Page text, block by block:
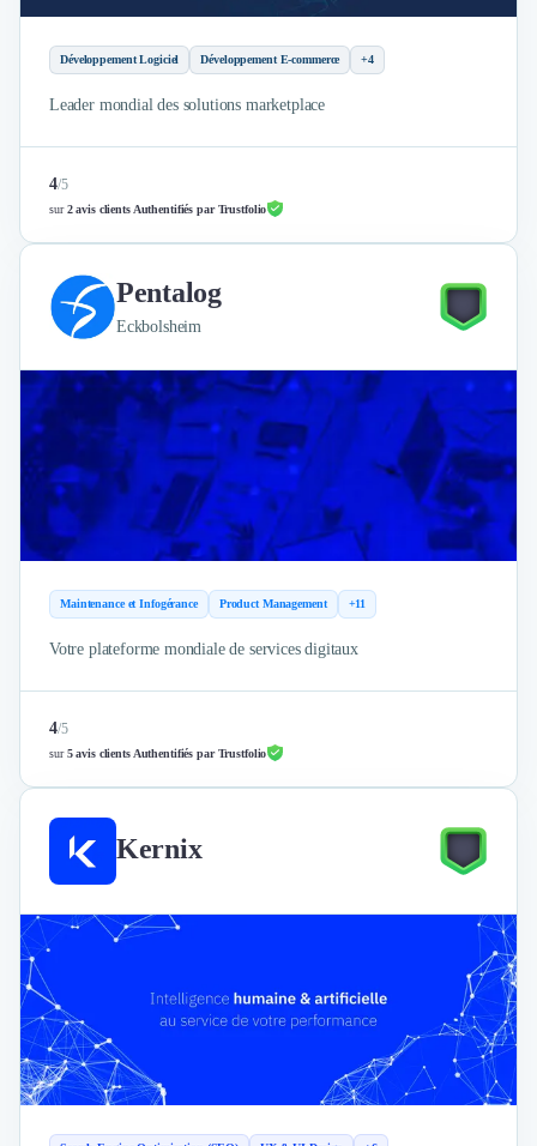
Développement Logiciel Développement E-commerce +4
Leader mondial des solutions marketplace
4/5
sur2 avis clients Authentifiés par Trustfolio
Pentalog
Eckbolsheim
Maintenance et Infogérance Product Management +11
Votre plateforme mondiale de services digitaux
4/5
sur5 avis clients Authentifiés par Trustfolio
Kernix